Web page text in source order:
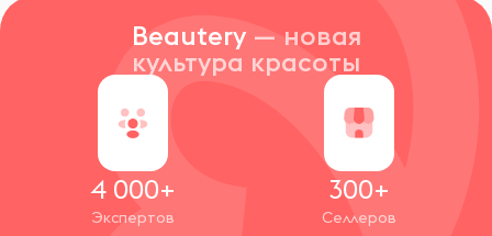
Beautery — новая
культура красоты
4 000+
Экспертов
300+
Селлеров